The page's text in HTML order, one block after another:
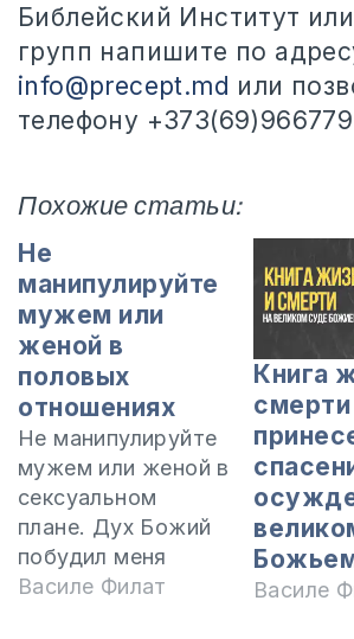
Библейский Институт
групп напишите по
info@precept.md или
телефону
Похожие статьи:
Не
манипулируйте
мужем или
женой в
половых
отношениях
Не манипулируйте
мужем или женой в
сексуальном
плане. Дух Божий
побудил меня
написать эту
Василе Филат
Книга
смерти
Василе